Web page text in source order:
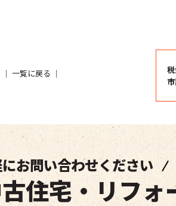
｜ 一覧に戻る ｜
お問い合わせください
住宅・リフォ